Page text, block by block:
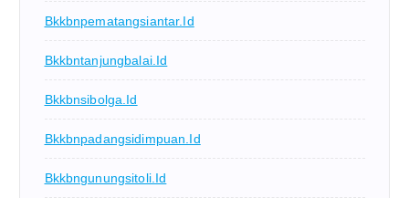
Bkkbnpematangsiantar.id
Bkkbntanjungbalai.id
Bkkbnsibolga.id
Bkkbnpadangsidimpuan.id
Bkkbngunungsitoli.id